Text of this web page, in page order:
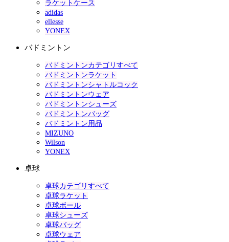
ラケットケース
adidas
ellesse
YONEX
バドミントン
バドミントンカテゴリすべて
バドミントンラケット
バドミントンシャトルコック
バドミントンウェア
バドミントンシューズ
バドミントンバッグ
バドミントン用品
MIZUNO
Wilson
YONEX
卓球
卓球カテゴリすべて
卓球ラケット
卓球ボール
卓球シューズ
卓球バッグ
卓球ウェア